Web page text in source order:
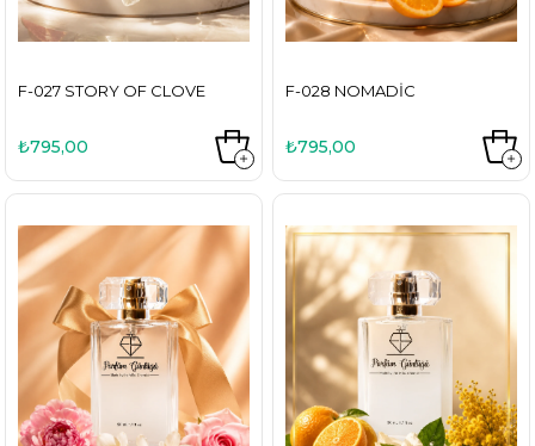
F-027 STORY OF CLOVE
₺795,00
F-028 NOMADIC
₺795,00